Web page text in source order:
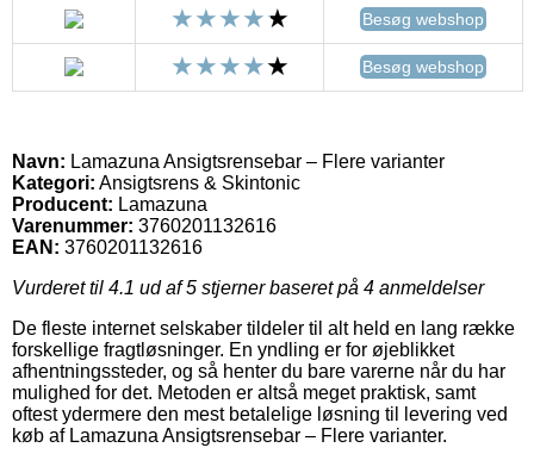
Besøg webshop
Besøg webshop
Navn: Lamazuna Ansigtsrensebar – Flere varianter
Kategori: Ansigtsrens & Skintonic
Producent: Lamazuna
Varenummer: 3760201132616
EAN: 3760201132616
Vurderet til 4.1 ud af 5 stjerner baseret på 4 anmeldelser
De fleste internet selskaber tildeler til alt held en lang række
forskellige fragtløsninger. En yndling er for øjeblikket
afhentningssteder, og så henter du bare varerne når du har
mulighed for det. Metoden er altså meget praktisk, samt
oftest ydermere den mest betalelige løsning til levering ved
køb af Lamazuna Ansigtsrensebar – Flere varianter.